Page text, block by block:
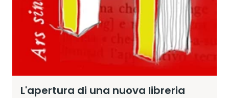
L'apertura di una nuova libreria